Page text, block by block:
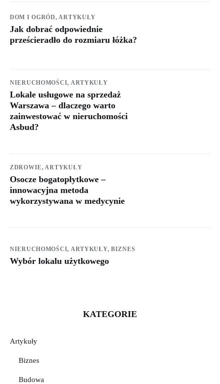
DOM I OGRÓD,ARTYKUŁY
Jak dobrać odpowiednie
prześcieradło do rozmiaru łóżka?
NIERUCHOMOŚCI, ARTYKUŁY
Lokale usługowe na sprzedaż
Warszawa – dlaczego warto
zainwestować w nieruchomości
Asbud?
ZDROWIE,ARTYKUŁY
Osocze bogatopłytkowe –
innowacyjna metoda
wykorzystywana w medycynie
NIERUCHOMOŚCI, ARTYKUŁY,BIZNES
Wybór lokalu użytkowego
KATEGORIE
Artykuły
Biznes
Budowa